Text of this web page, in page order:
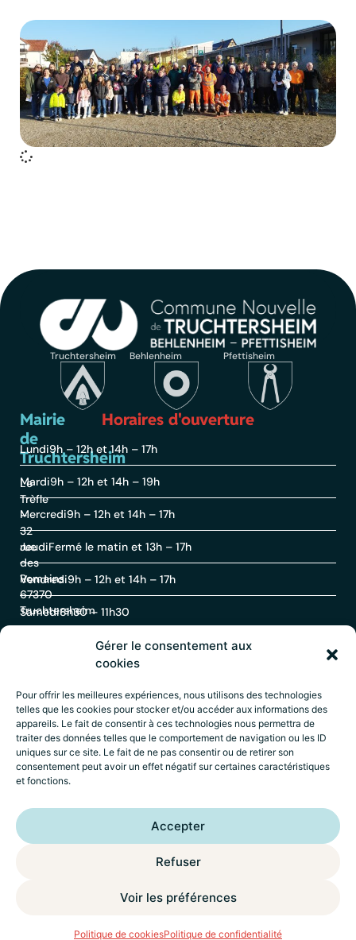
Gérer le consentement aux
cookies
Pour offrir les meilleures expériences, nous utilisons des technologies
telles que les cookies pour stocker et/ou accéder aux informations des
appareils. Le fait de consentir à ces technologies nous permettra de
traiter des données telles que le comportement de navigation ou les ID
uniques sur ce site. Le fait de ne pas consentir ou de retirer son
consentement peut avoir un effet négatif sur certaines caractéristiques
et fonctions.
Accepter
Refuser
Voir les préférences
Politique de cookiesPolitique de confidentialité
MENU
Journée citoyenne 2025
Voir le portfolio
Truchtersheim Behlenheim Pfettisheim
Mairie
de
Truchtersheim
Le
Trèfle
–
32
rue
des
Romains
67370
Truchtersheim
Contact
03
88
69
60
30
Horaires d'ouverture
Lundi9h – 12h et 14h – 17h
Mardi9h – 12h et 14h – 19h
Mercredi9h – 12h et 14h – 17h
JeudiFermé le matin et 13h – 17h
Vendredi9h – 12h et 14h – 17h
Samedi8h30 – 11h30
Mentions légales
Déclaration d’accessibilité
CréditsWik* Factory